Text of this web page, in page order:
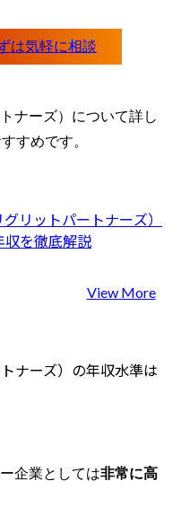
ナーズ）について詳し
すめです。
リットパートナーズ）
収を徹底解説
View More
ナーズ）の年収水準は
企業としては非常に高